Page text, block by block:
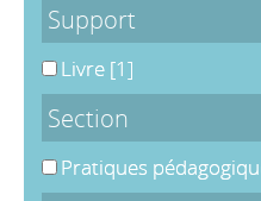
Support
Livre [1]
Section
Pratiques